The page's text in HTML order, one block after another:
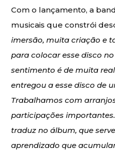
Com o lançamento, a
musicais que constrói
imersão, muita criação e
para colocar esse disco
sentimento é de muita
entregou a esse disco de
Trabalhamos com
participações
traduz no álbum, que
aprendizado que